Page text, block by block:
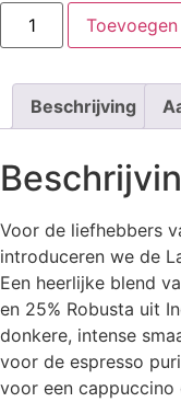
Beschrijving
Voor de liefhebbers
introduceren we de
Een heerlijke blend
en 25% Robusta uit
donkere, intense
voor de espresso
voor een